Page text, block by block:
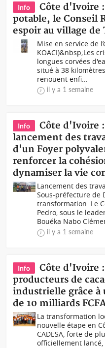
Info
Côte d'Ivoire :
potable, le Conseil
espoir au village de
Mise en service de
KOACI)&nbsp;Les
longues corvées
situé à 38
renouent enfi...
il y a 1 semaine
Info
Côte d'Ivoire
lancement des
d'un Foyer
renforcer la
dynamiser la vie
Lancement des
Sous-préfecture de
transformation. Le
Pedro, sous le
Bouéka Nabo
il y a 1 semaine
Info
Côte d'Ivoire
producteurs de
industrielle grâce
de 10 milliards
La transformation
nouvelle étape en
CADESA, forte de
officiellement